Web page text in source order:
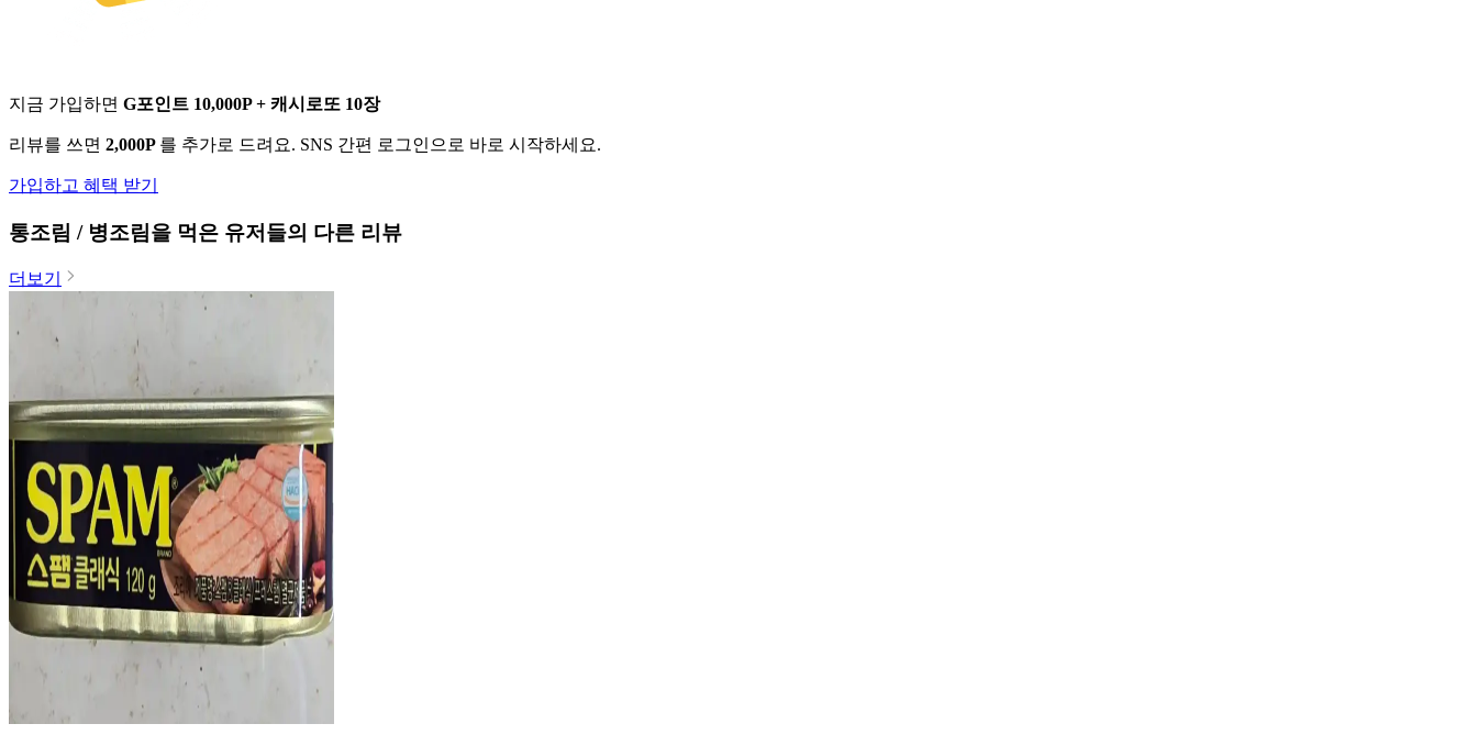
지금 가입하면 G포인트 10,000P + 캐시로또 10장
리뷰를 쓰면 2,000P 를 추가로 드려요. SNS 간편 로그인으로 바로 시작하세요.
가입하고 혜택 받기
통조림 / 병조림을 먹은 유저들의 다른 리뷰
더보기